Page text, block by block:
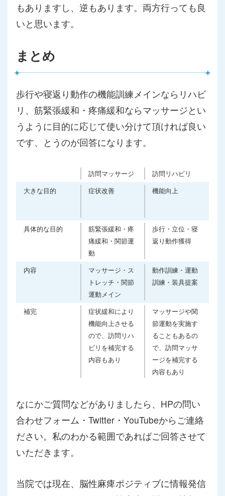
もありますし、逆もあります。両方行っても良
いと思います。
まとめ
歩行や寝返り動作の機能訓練メインならリハビ
リ、筋緊張緩和・疼痛緩和ならマッサージとい
うように目的に応じて使い分けて頂ければ良い
です、とうのが回答になります。
訪問マッサージ
訪問リハビリ
大きな目的
症状改善 機能向上
具体的な目的
筋緊張緩和・疼
痛緩和・関節運
動
歩行・立位・寝
返り動作獲得
内容
マッサージ・ス
トレッチ・関節
運動メイン
動作訓練・運動
訓練・装具提案
補完
症状緩和により
機能向上させる
ので、訪問リハ
ビリを補完する
内容もあり
マッサージや関
節運動を実施す
ることもあるの
で、訪問マッサ
ージを補完する
内容もあり
なにかご質問などがありましたら、HPの問い
合わせフォーム・Twitter・YouTubeからご連絡
ださい。私のわかる範囲であればご回答させて
いただきます。
当院では現在、脳性麻痺ポジティブに情報発信